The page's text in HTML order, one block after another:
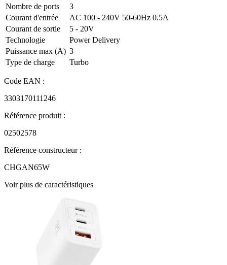
Nombre de ports
3
Courant d'entrée
AC 100 - 240V 50-60Hz 0.5A
Courant de sortie
5 - 20V
Technologie
Power Delivery
Puissance max (A) 3
Type de charge
Turbo
Code EAN :
3303170111246
Référence produit :
02502578
Référence constructeur :
CHGAN65W
Voir plus de caractéristiques